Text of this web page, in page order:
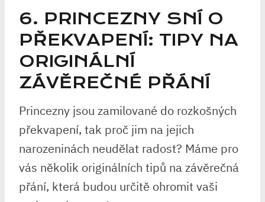
6. PRINCEZNY SNÍ O
⁤PŘEKVAPENÍ: TIPY NA⁢
ORIGINÁLNÍ
ZÁVĚREČNÉ PŘÁNÍ
Princezny jsou‌ zamilované do rozkošných
překvapení,⁤ tak proč jim na jejich
narozeninách neudělat radost? Máme⁣ pro
vás několik originálních ‍tipů ⁢na závěrečná‌
přání, která budou ‌určitě ohromit vaši​